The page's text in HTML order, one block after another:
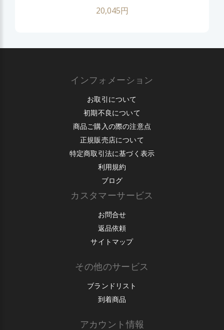
20,045円
インフォメーション
お取引について
初期不良について
商品ご購入の際の注意点
正規販売店について
特定商取引法に基づく表示
利用規約
ブログ
カスタマーサービス
お問合せ
返品依頼
サイトマップ
その他のサービス
ブランドリスト
到着商品
アカウント情報